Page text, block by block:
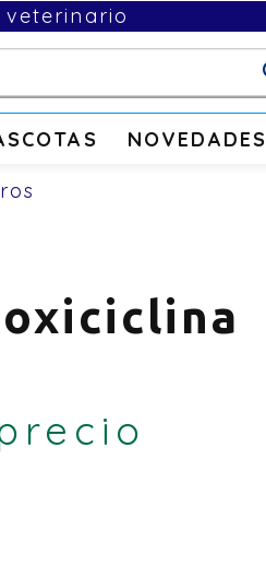
NOVEDADES